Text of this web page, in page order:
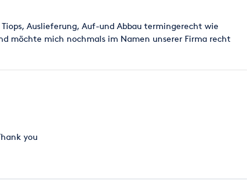
Auslieferung, Auf-und Abbau termingerecht wie
möchte mich nochmals im Namen unserer Firma recht
you